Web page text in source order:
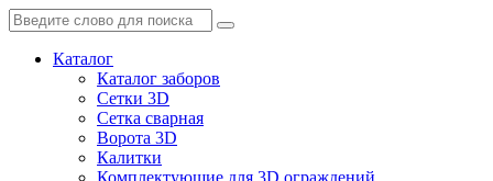
Каталог
Каталог заборов
Сетки 3D
Сетка сварная
Ворота 3D
Калитки
Комплектующие для 3D ограждений